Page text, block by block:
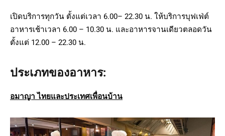
เปิดบริการทุกวัน ตั้งแต่เวลา 6.00– 22.30 น. ให้บริการบุฟเฟ่ต์
อาหารเช้าเวลา 6.00 – 10.30 น. และอาหารจานเดียวตลอดวัน
ตั้งแต่ 12.00 – 22.30 น.
ประเภทของอาหาร:
อมาญา ไทยและประเทศเพื่อนบ้าน